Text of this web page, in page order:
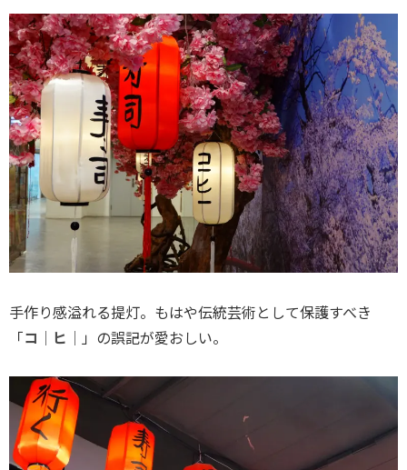
手作り感溢れる提灯。もはや伝統芸術として保護すべき
「コ｜ヒ｜ 」の誤記が愛おしい。